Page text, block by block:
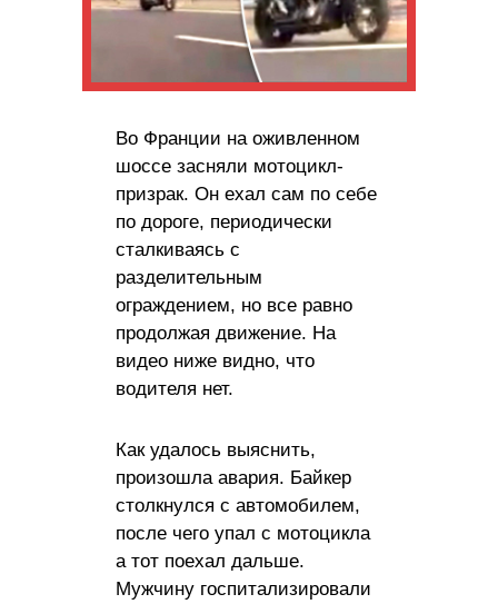
Во Франции на оживленном
шоссе засняли мотоцикл-
призрак. Он ехал сам по себе
по дороге, периодически
сталкиваясь с
разделительным
ограждением, но все равно
продолжая движение. На
видео ниже видно, что
водителя нет.
Как удалось выяснить,
произошла авария. Байкер
столкнулся с автомобилем,
после чего упал с мотоцикла
а тот поехал дальше.
Мужчину госпитализировали